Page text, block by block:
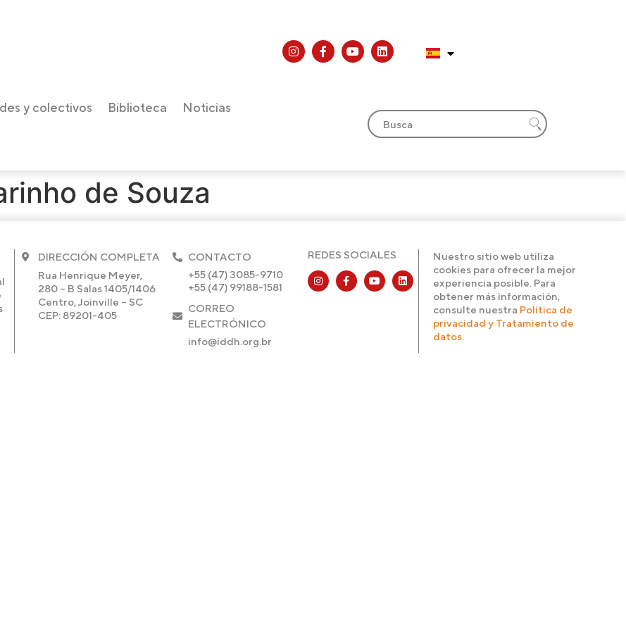
y colectivos Biblioteca Noticias
de Souza
DIRECCIÓN COMPLETA
Rua Henrique Meyer,
280 – B Salas 1405/1406
Centro, Joinville – SC
CEP: 89201-405
CONTACTO
+55 (47) 3085-9710
+55 (47) 99188-1581
CORREO
ELECTRÓNICO
info@iddh.org.br
REDES SOCIALES
Nuestro sitio web utiliza
cookies para ofrecer la mejor
experiencia posible. Para
obtener más información,
consulte nuestra Política de
privacidad y Tratamiento de
datos.